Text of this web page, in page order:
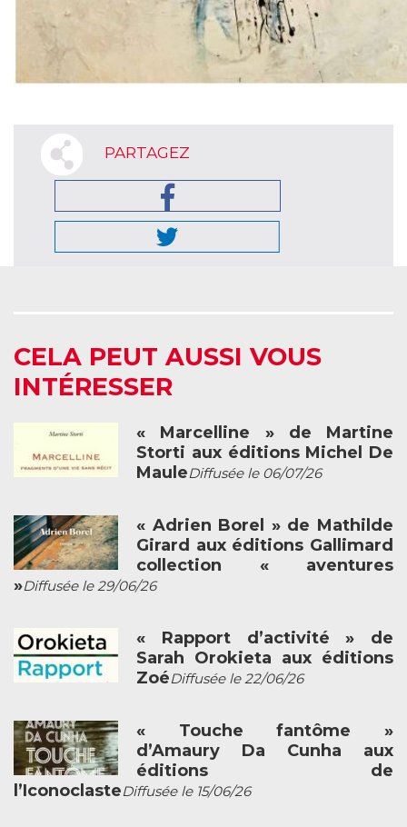
PARTAGEZ
CELA PEUT AUSSI VOUS
INTÉRESSER
« Marcelline » de Martine
Storti aux éditions Michel De
MauleDiffusée le 06/07/26
« Adrien Borel » de Mathilde
Girard aux éditions Gallimard
collection « aventures
»Diffusée le 29/06/26
« Rapport d’activité » de
Sarah Orokieta aux éditions
ZoéDiffusée le 22/06/26
« Touche fantôme »
d’Amaury Da Cunha aux
éditions de
l’IconoclasteDiffusée le 15/06/26